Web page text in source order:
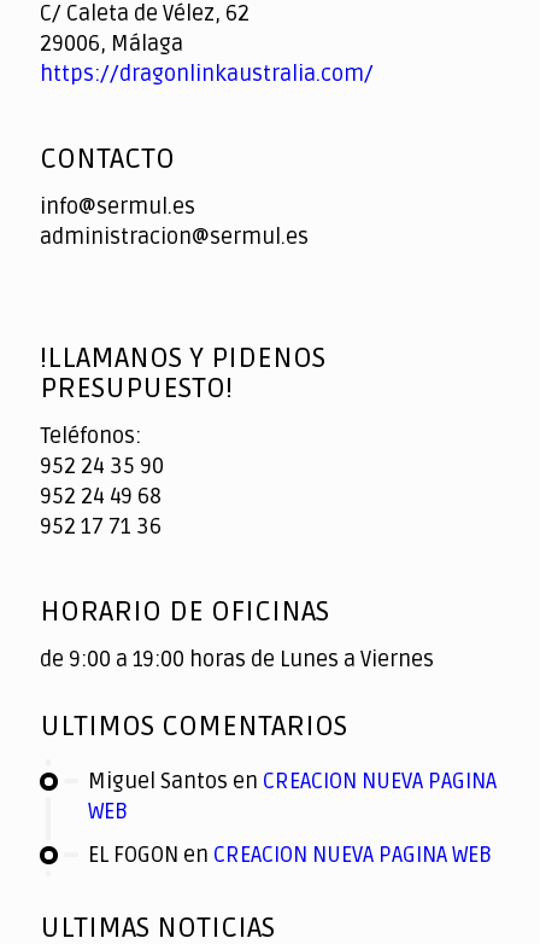
C/ Caleta de Vélez, 62
29006, Málaga
https://dragonlinkaustralia.com/
CONTACTO
info@sermul.es
administracion@sermul.es
!LLAMANOS Y PIDENOS
PRESUPUESTO!
Teléfonos:
952 24 35 90
952 24 49 68
952 17 71 36
HORARIO DE OFICINAS
de 9:00 a 19:00 horas de Lunes a Viernes
ULTIMOS COMENTARIOS
Miguel Santos en CREACION NUEVA PAGINA
WEB
EL FOGON en CREACION NUEVA PAGINA WEB
ULTIMAS NOTICIAS